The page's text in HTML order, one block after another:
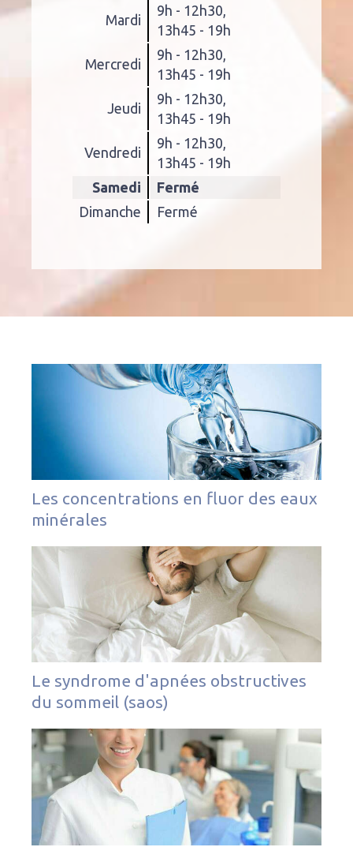
Mardi
9h - 12h30
13h45 - 19h
Mercredi
9h - 12h30
13h45 - 19h
Jeudi
9h - 12h30
13h45 - 19h
Vendredi
9h - 12h30
13h45 - 19h
Samedi
Fermé
Dimanche
Fermé
Les concentrations en fluor des eaux
minérales
Le syndrome d'apnées obstructives
du sommeil (saos)